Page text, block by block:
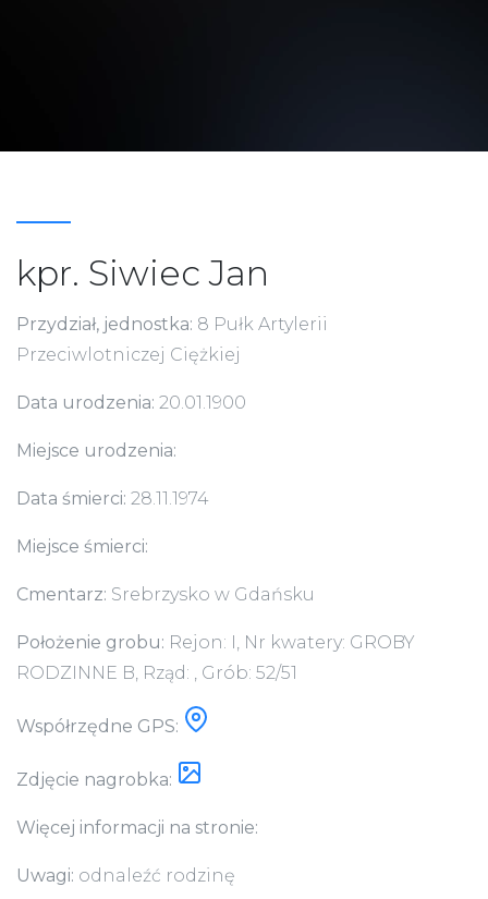
kpr. Siwiec Jan
Przydział, jednostka: 8 Pułk Artylerii
Przeciwlotniczej Ciężkiej
Data urodzenia: 20.01.1900
Miejsce urodzenia:
Data śmierci: 28.11.1974
Miejsce śmierci:
Cmentarz: Srebrzysko w Gdańsku
Położenie grobu: Rejon: I, Nr kwatery: GROBY
RODZINNE B, Rząd: , Grób: 52/51
Współrzędne GPS:
Zdjęcie nagrobka:
Więcej informacji na stronie:
Uwagi: odnaleźć rodzinę